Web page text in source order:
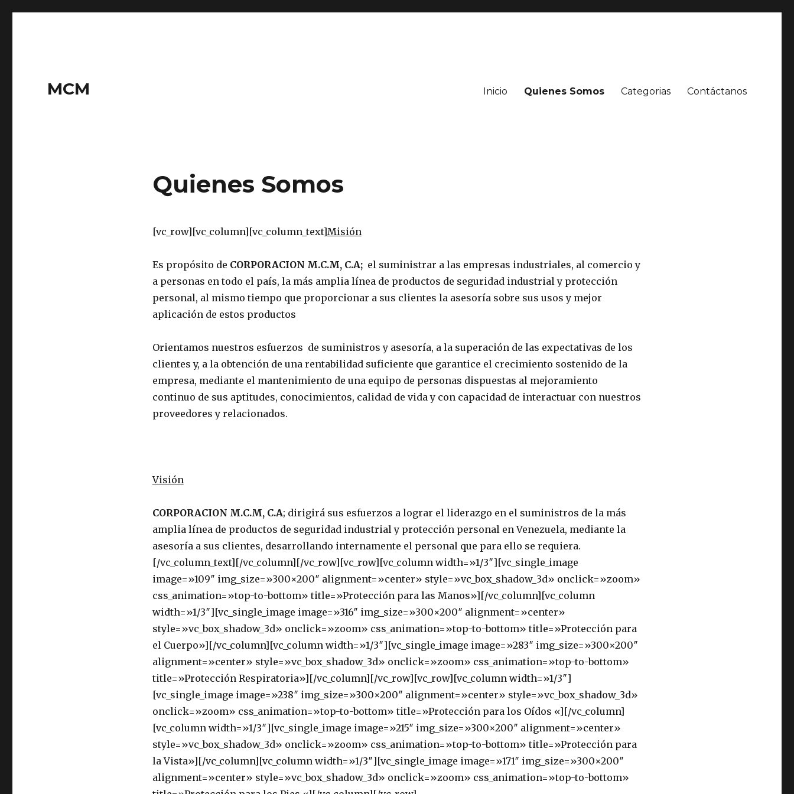
MCM Inicio Quienes Somos Categorias Contáctanos
Quienes Somos
[vc_row][vc_column][vc_column_text]Misión
Es propósito de CORPORACION M.C.M, C.A;el suministrar a las empresas industriales, al comercio y
a personas en todo el país, la más amplia línea de productos de seguridad industrial y protección
personal, al mismo tiempo que proporcionar a sus clientes la asesoría sobre sus usos y mejor
aplicación de estos productos
Orientamos nuestros esfuerzos de suministros y asesoría, a la superación de las expectativas de los
clientes y, a la obtención de una rentabilidad suficiente que garantice el crecimiento sostenido de la
empresa, mediante el mantenimiento de una equipo de personas dispuestas al mejoramiento
continuo de sus aptitudes, conocimientos, calidad de vida y con capacidad de interactuar con nuestros
proveedores y relacionados.
Visión
CORPORACION M.C.M, C.A; dirigirá sus esfuerzos a lograr el liderazgo en el suministros de la más
amplia línea de productos de seguridad industrial y protección personal en Venezuela, mediante la
asesoría a sus clientes, desarrollando internamente el personal que para ello se requiera.
[/vc_column_text][/vc_column][/vc_row][vc_row][vc_column width=»1/3″][vc_single_image
image=»109″ img_size=»300×200″ alignment=»center» style=»vc_box_shadow_3d» onclick=»zoom»
css_animation=»top-to-bottom» title=»Protección para las Manos»][/vc_column][vc_column
width=»1/3″][vc_single_image image=»316″ img_size=»300×200″ alignment=»center»
style=»vc_box_shadow_3d» onclick=»zoom» css_animation=»top-to-bottom» title=»Protección para
el Cuerpo»][/vc_column][vc_column width=»1/3″][vc_single_image image=»283″ img_size=»300×200″
alignment=»center» style=»vc_box_shadow_3d» onclick=»zoom» css_animation=»top-to-bottom»
title=»Protección Respiratoria»][/vc_column][/vc_row][vc_row][vc_column width=»1/3″]
[vc_single_image image=»238″ img_size=»300×200″ alignment=»center» style=»vc_box_shadow_3d»
onclick=»zoom» css_animation=»top-to-bottom» title=»Protección para los Oídos «][/vc_column]
[vc_column width=»1/3″][vc_single_image image=»215″ img_size=»300×200″ alignment=»center»
style=»vc_box_shadow_3d» onclick=»zoom» css_animation=»top-to-bottom» title=»Protección para
la Vista»][/vc_column][vc_column width=»1/3″][vc_single_image image=»171″ img_size=»300×200″
alignment=»center» style=»vc_box_shadow_3d» onclick=»zoom» css_animation=»top-to-bottom»